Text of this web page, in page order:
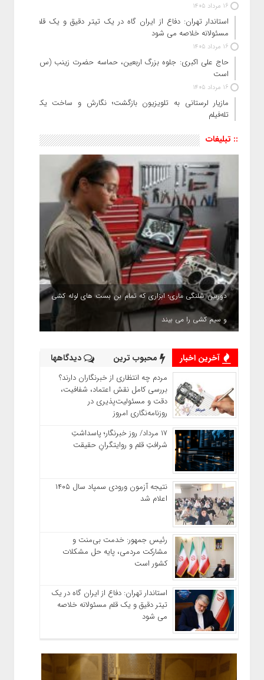
16 مرداد 1405
استاندار تهران: دفاع از ایران گاه در یک تیتر دقیق و یک قلم
مسئولانه خلاصه می شود
16 مرداد 1405
حاج‌ علی‌ اکبری: جلوه بزرگ اربعین، حماسه حضرت زینب (س)
است
16 مرداد 1405
مازیار لرستانی به تلویزیون بازگشت؛ نگارش و ساخت یک
تله‌فیلم
:: تبلیغات
دوربین شلنگی ماری؛ ابزاری که تمام بن بست های لوله کشی
و سیم کشی را می بیند
آخرین اخبار محبوب ترین دیدگاهها
مردم چه انتظاری از خبرنگاران دارند؟
بررسی کامل نقش اعتماد، شفافیت،
دقت و مسئولیت‌پذیری در
روزنامه‌نگاری امروز
۱۷ مرداد/ روز خبرنگار؛ پاسداشتِ
شرافتِ قلم و روایتگرانِ حقیقت
نتیجه آزمون ورودی سمپاد سال ۱۴۰۵
اعلام شد
رئیس جمهور: خدمت بی‌منت و
مشارکت مردمی، پایه حل مشکلات
کشور است
استاندار تهران: دفاع از ایران گاه در یک
تیتر دقیق و یک قلم مسئولانه خلاصه
می شود